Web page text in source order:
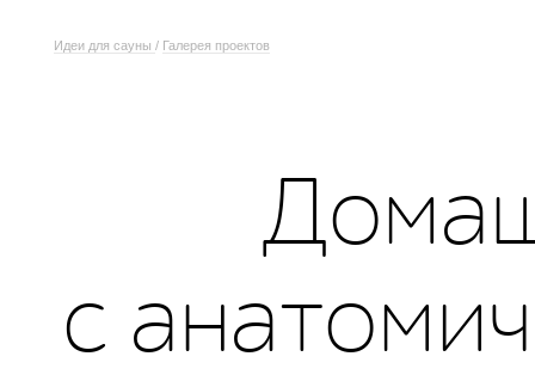
Идеи для сауны / Галерея проектов
с